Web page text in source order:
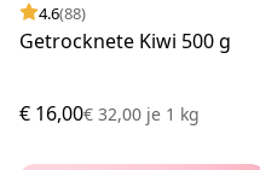
4.6(88)
Getrocknete Kiwi 500 g
€ 16,00€ 32,00 je 1 kg